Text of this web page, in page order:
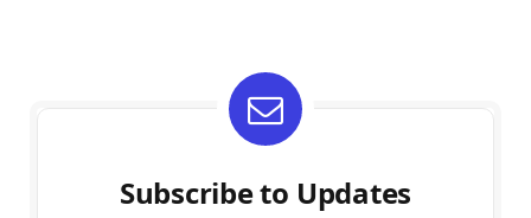
Subscribe to Updates